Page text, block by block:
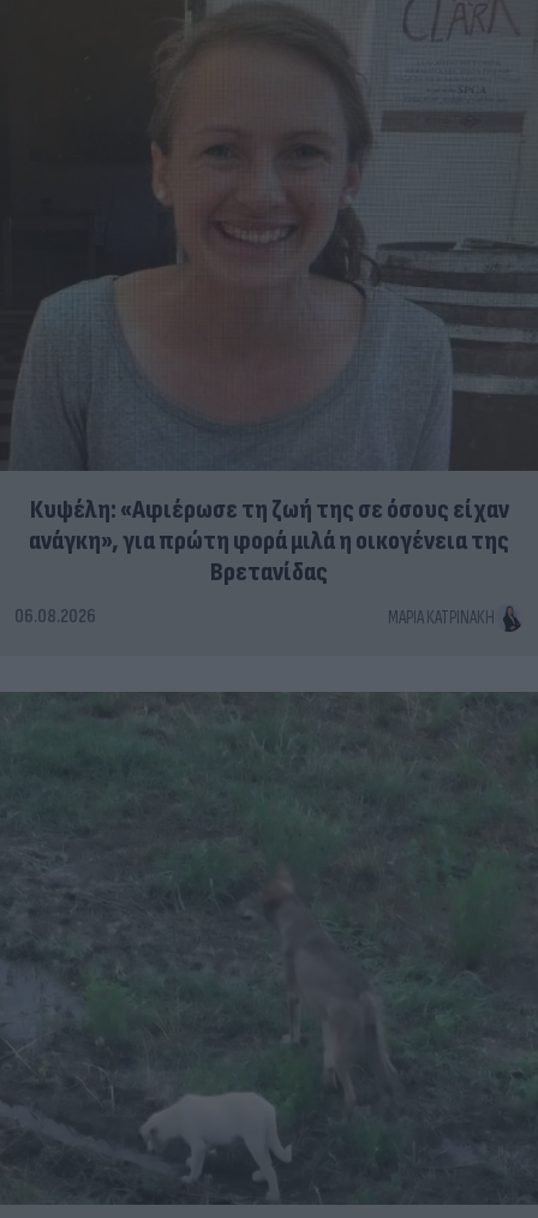
Κυψέλη: «Αφιέρωσε τη ζωή της σε όσους είχαν
ανάγκη», για πρώτη φορά μιλά η οικογένεια της
Βρετανίδας
06.08.2026 ΜΑΡΊΑ ΚΑΤΡΙΝΆΚΗ